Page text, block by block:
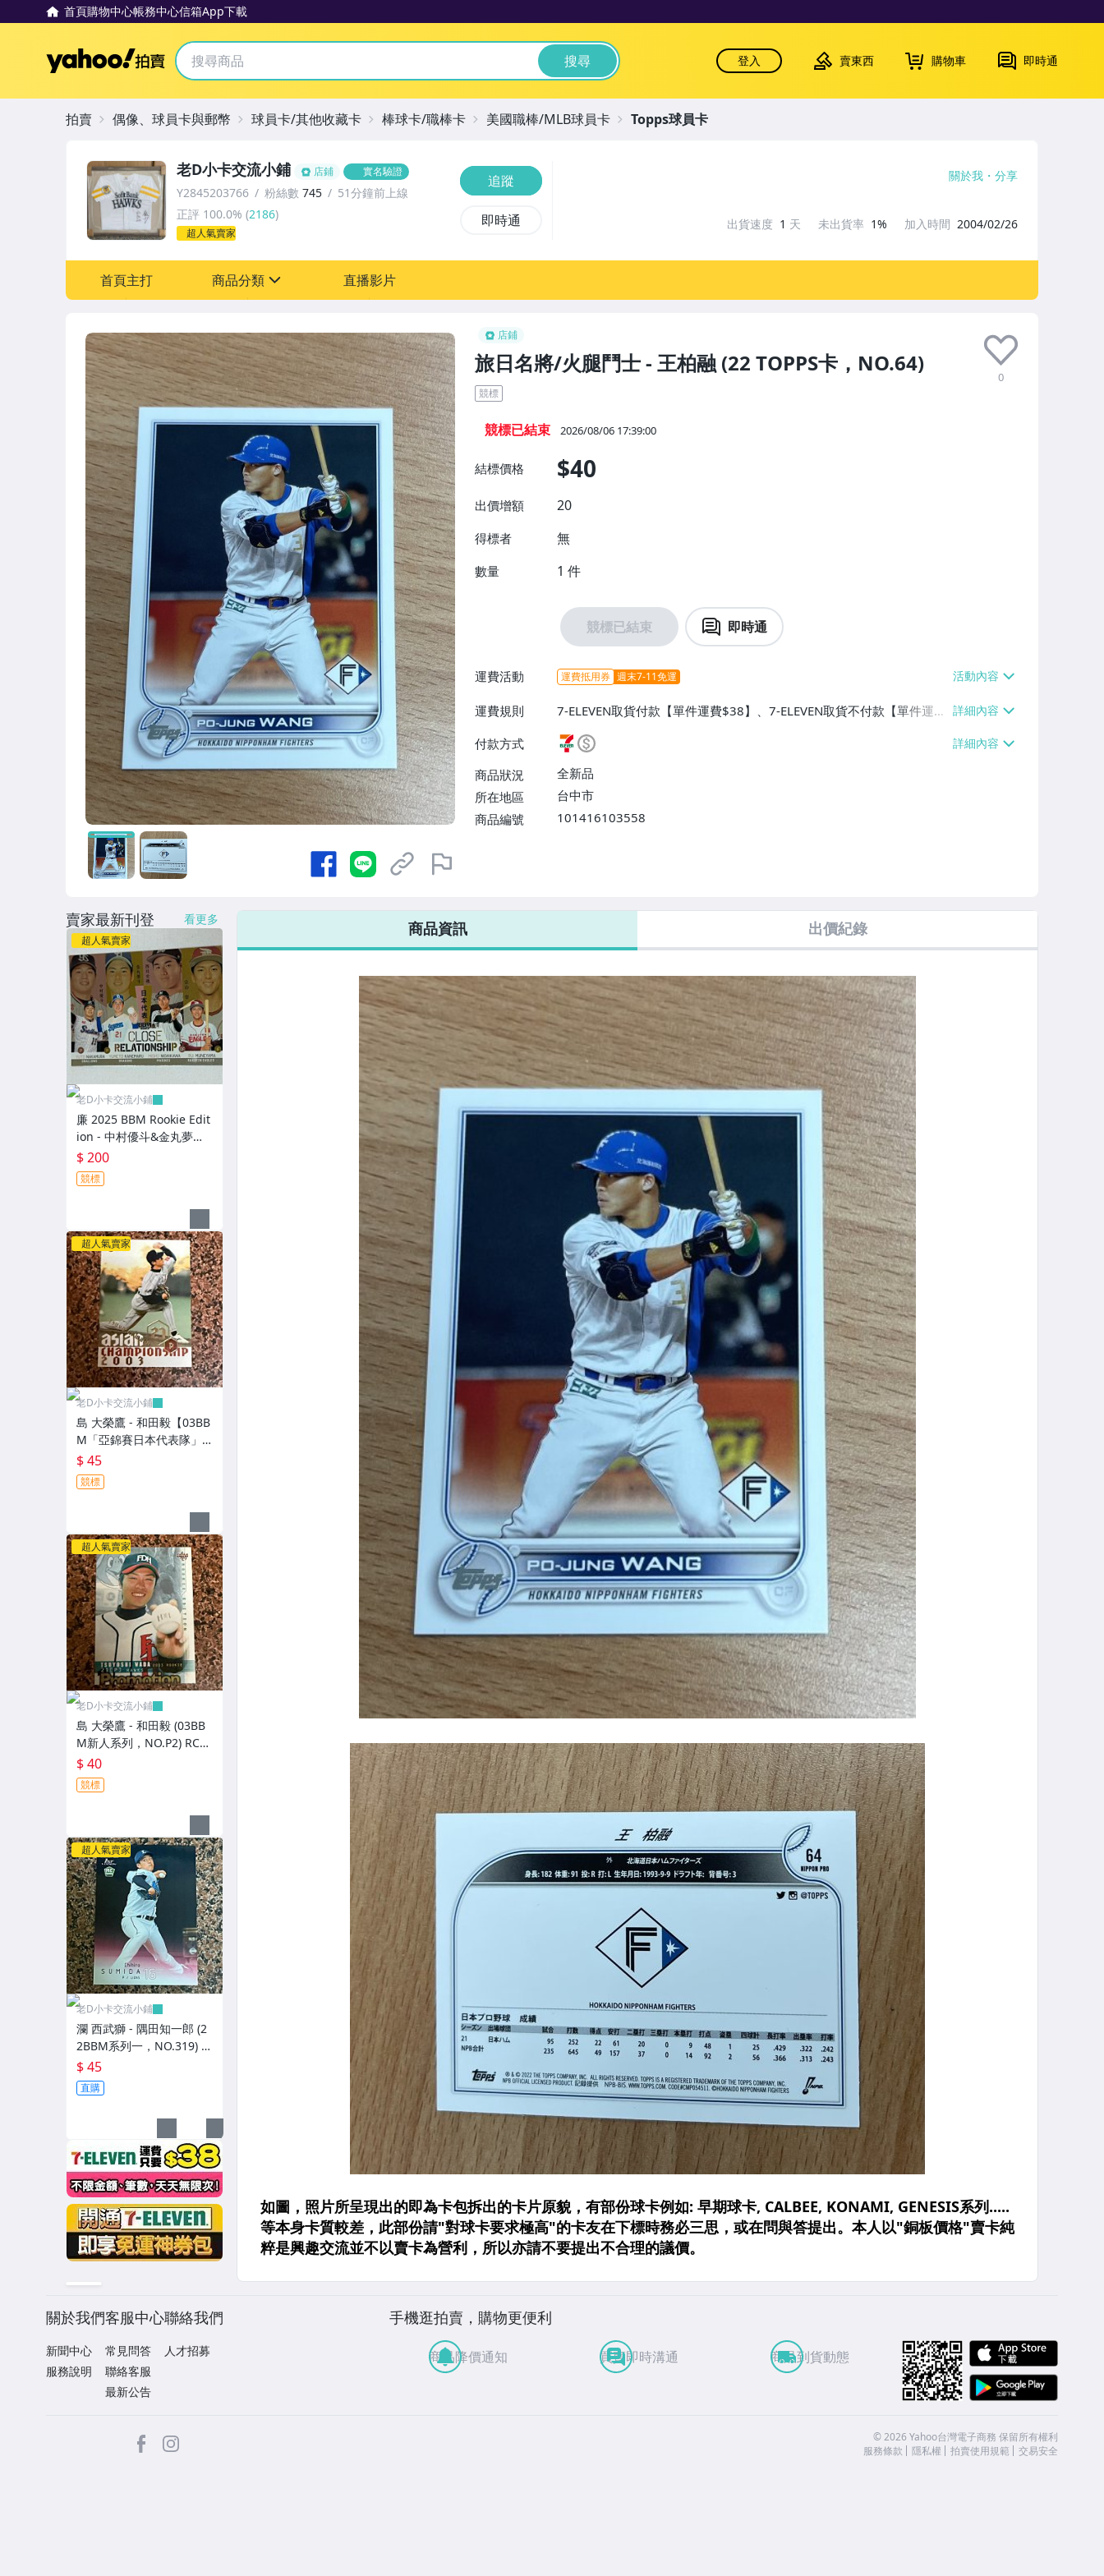
首頁購物中心帳務中心信箱App下載
Yahoo拍賣 搜尋 登入 賣東西 購物車 即時通
店鋪
旅日名將/火腿鬥士 - 王柏融 (22 TOPPS卡，NO.64)
0
競標
競標已結束 2026/08/06 17:39:00
結標價格 $40
出價增額 20
得標者 無
數量 1 件
競標已結束 即時通
運費活動 運費抵用券 週末7-11免運
運費規則
7-ELEVEN取貨付款【單件運費$38】、7-ELEVEN取貨不付款【單件運費
$38】、宅配/貨運【單件運費$60、消費滿$1000免運費】、郵局掛號
【單件運費$31、滿10件或消費滿$700免運費】、低溫配送【單件運費
$60】
付款方式
商品狀況
全新品
所在地區
台中市
商品編號
101416103558
老D小卡交流小鋪 店鋪 實名驗證
Y2845203766 粉絲數 745
51分鐘前上線
正評 100.0% (2186)
超人氣賣家
追蹤
即時通
關於我 分享
出貨速度 1 天 未出貨率 1% 加入時間 2004/02/26
首頁主打 商品分類 直播影片
拍賣 偶像、球員卡與郵幣 球員卡/其他收藏卡 棒球卡/職棒卡 美國職棒/MLB球員卡 Topps球員卡
商品資訊 出價紀錄
賣家最新刊登 看更多
超人氣賣家
老D小卡交流小鋪
廉 2025 BBM Rookie Edit
ion - 中村優斗&金丸夢斗&
西川史礁& 宗山塁 ("日本
代表隊"親密關係特卡，N
O.CR1) RC新人卡
$ 200
競標
超人氣賣家
老D小卡交流小鋪
島 大榮鷹 - 和田毅【03BB
M「亞錦賽日本代表隊」
特卡，NO.AJ10】RC新人
卡
$ 45
競標
超人氣賣家
老D小卡交流小鋪
島 大榮鷹 - 和田毅 (03BB
M新人系列，NO.P2) RC新
人卡 宣傳卡
$ 40
競標
超人氣賣家
老D小卡交流小鋪
瀾 西武獅 - 隅田知一郎 (2
2BBM系列一，NO.319) R
C新人卡
$ 45
直購
關於我們
新聞中心
服務說明
客服中心
常見問答
聯絡客服
最新公告
聯絡我們
人才招募
手機逛拍賣，購物更便利
商品降價通知 買賣即時溝通 商品到貨動態
facebook ©2026 Yahoo台灣電子商務 保留所有權利
服務條款
隱私權 拍賣使用規範 交易安全